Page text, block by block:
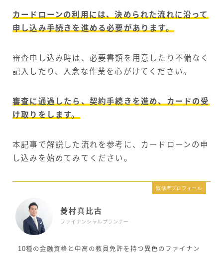
カードローンの利用には、決められた流れに沿って
申し込み手続きを進める必要があります。
審査申し込み時は、必要書類を用意したり不備なく
記入したり、入念な作業を心がけてください。
審査に通過したら、契約手続きを進め、カードの受
け取りをします。
本記事で解説した流れを参考に、カードローンの申
し込みを始めてみてください。
監修者プロフィール
菱村真比古
ファイナンシャルプランナー
10種の金融資格と中高の教員免許を持つ異色のファイナン